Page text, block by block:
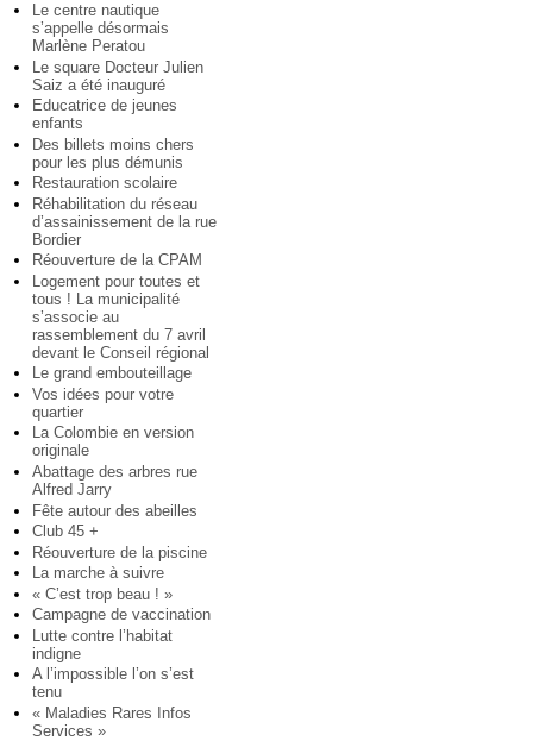
Le centre nautique
s’appelle désormais
Marlène Peratou
Le square Docteur Julien
Saiz a été inauguré
Educatrice de jeunes
enfants
Des billets moins chers
pour les plus démunis
Restauration scolaire
Réhabilitation du réseau
d’assainissement de la rue
Bordier
Réouverture de la CPAM
Logement pour toutes et
tous ! La municipalité
s’associe au
rassemblement du 7 avril
devant le Conseil régional
Le grand embouteillage
Vos idées pour votre
quartier
La Colombie en version
originale
Abattage des arbres rue
Alfred Jarry
Fête autour des abeilles
Club 45 +
Réouverture de la piscine
La marche à suivre
« C’est trop beau ! »
Campagne de vaccination
Lutte contre l’habitat
indigne
A l’impossible l’on s’est
tenu
« Maladies Rares Infos
Services »